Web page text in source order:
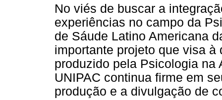
No viés de buscar a
experiências no campo da
de Sáude Latino Americana
importante projeto que visa
produzido pela Psicologia na
UNIPAC continua firme em
produção e a divulgação de